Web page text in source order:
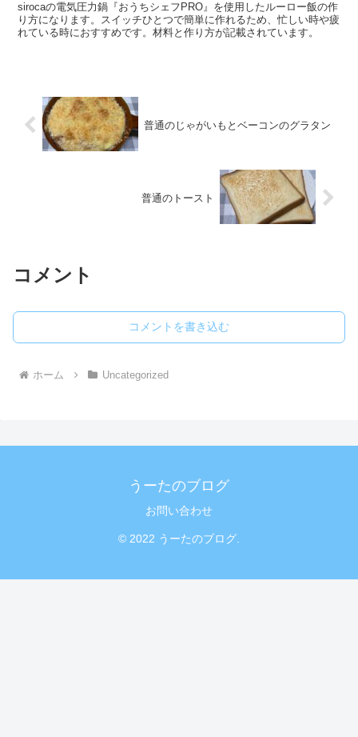
sirocaの電気圧力鍋『おうちシェフPRO』を使用したルーロー飯の作
り方になります。スイッチひとつで簡単に作れるため、忙しい時や疲
れている時におすすめです。材料と作り方が記載されています。
普通のじゃがいもとベーコンのグラタン
普通のトースト
コメント
コメントを書き込む
ホーム Uncategorized
うーたのブログ
お問い合わせ
© 2022 うーたのブログ.